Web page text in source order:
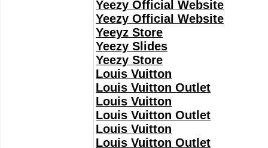
Yeezy Official Website
Yeezy Official Website
Yeeyz Store
Yeezy Slides
Yeezy Store
Louis Vuitton
Louis Vuitton Outlet
Louis Vuitton
Louis Vuitton Outlet
Louis Vuitton
Louis Vuitton Outlet